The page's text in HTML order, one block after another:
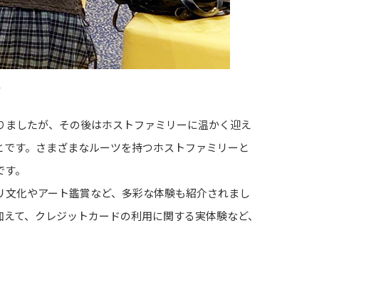
したが、その後はホストファミリーに温かく迎え
す。さまざまなルーツを持つホストファミリーと
。
化やアート鑑賞など、多彩な体験も紹介されまし
て、クレジットカードの利用に関する実体験など、